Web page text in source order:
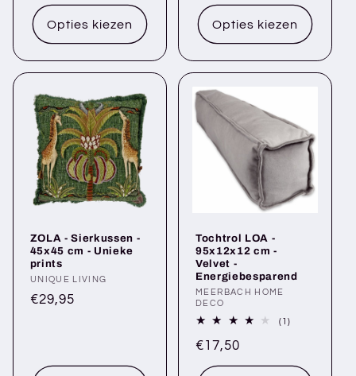
prijs
Opties kiezen Opties kiezen
ZOLA - Sierkussen -
45x45 cm - Unieke
prints
Verkoper:
UNIQUE LIVING
Normale
€29,95
Tochtrol LOA -
95x12x12 cm -
Velvet -
Energiebesparend
Verkoper:
MEERBACH HOME
DECO
(1)1
Normale
prijs
€17,50